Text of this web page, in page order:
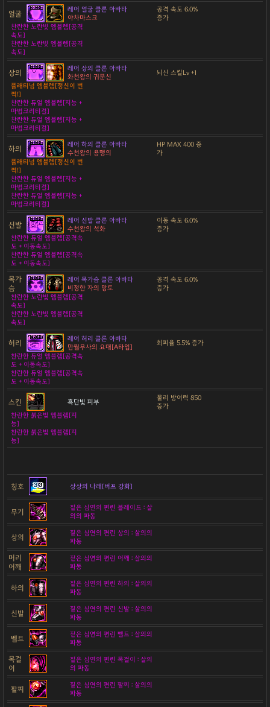
얼굴
레어 얼굴 클론 아바타
야차마스크
공격 속도 6.0%
증가
찬란한 노란빛 엠블렘[공격
속도]
찬란한 노란빛 엠블렘[공격
속도]
상의
레어 상의 클론 아바타
화천왕의 귀문신
뇌신 스킬Lv +1
플래티넘 엠블렘[정신이 번
쩍!]
찬란한 듀얼 엠블렘[지능 +
마법크리티컬]
찬란한 듀얼 엠블렘[지능 +
마법크리티컬]
하의
레어 하의 클론 아바타
수천왕의 용맹의
HP MAX 400 증
가
플래티넘 엠블렘[정신이 번
쩍!]
찬란한 듀얼 엠블렘[지능 +
마법크리티컬]
찬란한 듀얼 엠블렘[지능 +
마법크리티컬]
신발
레어 신발 클론 아바타
수천왕의 석화
이동 속도 6.0%
증가
찬란한 듀얼 엠블렘[공격속
도 + 이동속도]
찬란한 듀얼 엠블렘[공격속
도 + 이동속도]
목가
슴
레어 목가슴 클론 아바타
비정한 자의 망토
공격 속도 6.0%
증가
찬란한 노란빛 엠블렘[공격
속도]
찬란한 노란빛 엠블렘[공격
속도]
허리
레어 허리 클론 아바타
만월무사의 요대[A타입]
회피율 5.5% 증가
찬란한 듀얼 엠블렘[공격속
도 + 이동속도]
찬란한 듀얼 엠블렘[공격속
도 + 이동속도]
스킨 흑단빛 피부
물리 방어력 850
증가
찬란한 붉은빛 엠블렘[지
능]
찬란한 붉은빛 엠블렘[지
능]
칭호 상상의 나래[버프 강화]
무기
짙은 심연의 편린 블레이드 : 살
의의 파동
상의
짙은 심연의 편린 상의 : 살의의
파동
머리
어깨
짙은 심연의 편린 어깨 : 살의의
파동
하의
짙은 심연의 편린 하의 : 살의의
파동
신발
짙은 심연의 편린 신발 : 살의의
파동
벨트
짙은 심연의 편린 벨트 : 살의의
파동
목걸
이
짙은 심연의 편린 목걸이 : 살의
의 파동
팔찌
짙은 심연의 편린 팔찌 : 살의의
파동